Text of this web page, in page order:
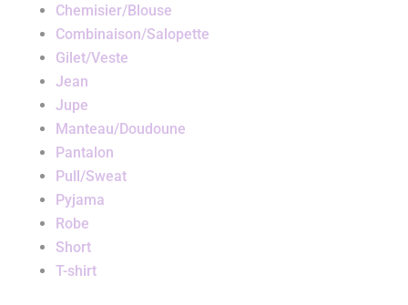
Chemisier/Blouse
Combinaison/Salopette
Gilet/Veste
Jean
Jupe
Manteau/Doudoune
Pantalon
Pull/Sweat
Pyjama
Robe
Short
T-shirt